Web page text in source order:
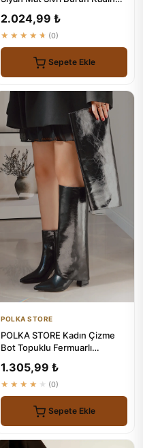
2.024,99 ₺
★★★★★ (0)
Sepete Ekle
POLKA STORE
POLKA STORE Kadın Çizme
Bot Topuklu Fermuarlı
1.305,99 ₺
★★★★★ (0)
Sepete Ekle